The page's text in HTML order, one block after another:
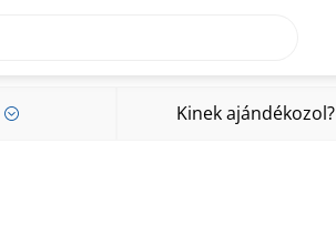
; Kinek ajándékozol?